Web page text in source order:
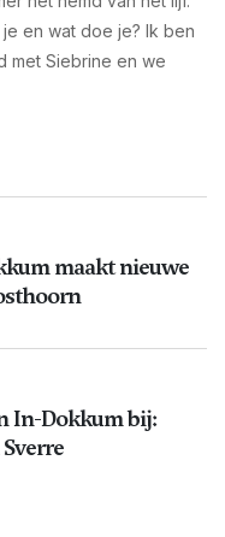
en wat doe je? Ik ben
met Siebrine en we
maakt nieuwe
In-Dokkum bij: